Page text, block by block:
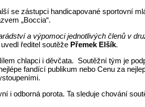
se zástupci handicapované sportovní
„Boccia“.
a výpomoci jednotlivých členů v
ředitel soutěže Přemek Elšík.
chlapci i děvčata. Soutěžní tým je
fandící publikum nebo Cenu za
i odborná porota. Ta sleduje chování